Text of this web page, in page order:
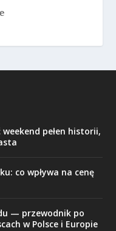
pełen historii,
co wpływa na cenę
— przewodnik po
w Polsce i Europie